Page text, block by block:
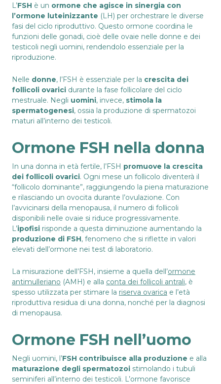
L’FSH è un ormone che agisce in sinergia con
l’ormone luteinizzante (LH) per orchestrare le diverse
fasi del ciclo riproduttivo. Questo ormone coordina le
funzioni delle gonadi, cioè delle ovaie nelle donne e dei
testicoli negli uomini, rendendolo essenziale per la
riproduzione.
Nelle donne, l’FSH è essenziale per la crescita dei
follicoli ovarici durante la fase follicolare del ciclo
mestruale. Negli uomini, invece, stimola la
spermatogenesi, ossia la produzione di spermatozoi
maturi all’interno dei testicoli.
Ormone FSH nella donna
In una donna in età fertile, l’FSH promuove la crescita
dei follicoli ovarici. Ogni mese un follicolo diventerà il
“follicolo dominante”, raggiungendo la piena maturazione
e rilasciando un ovocita durante l’ovulazione. Con
l’avvicinarsi della menopausa, il numero di follicoli
disponibili nelle ovaie si riduce progressivamente.
L’ipofisi risponde a questa diminuzione aumentando la
produzione di FSH, fenomeno che si riflette in valori
elevati dell’ormone nei test di laboratorio.
La misurazione dell’FSH, insieme a quella dell’ormone
antimulleriano (AMH) e alla conta dei follicoli antrali, è
spesso utilizzata per stimare la riserva ovarica e l’età
riproduttiva residua di una donna, nonché per la diagnosi
di menopausa.
Ormone FSH nell’uomo
Negli uomini, l’FSH contribuisce alla produzione e alla
maturazione degli spermatozoi stimolando i tubuli
seminiferi all’interno dei testicoli. L’ormone favorisce